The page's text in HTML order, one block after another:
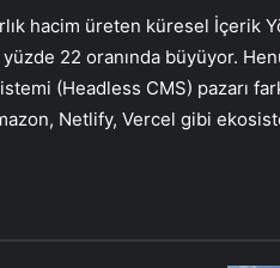
hacim üreten küresel İçerik
22 oranında büyüyor.
(Headless CMS) pazarı
Netlify, Vercel gibi